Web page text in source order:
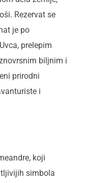
Rezervat se
je po
prelepim
biljnim i
prirodni
i
koji
simbola